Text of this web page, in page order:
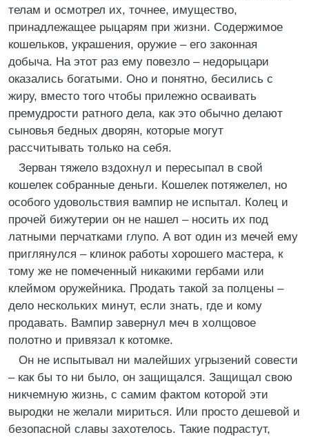
телам и осмотрел их, точнее, имущество,
принадлежащее рыцарям при жизни. Содержимое
кошельков, украшения, оружие – его законная
добыча. На этот раз ему повезло – недорыцари
оказались богатыми. Оно и понятно, бесились с
жиру, вместо того чтобы прилежно осваивать
премудрости ратного дела, как это обычно делают
сыновья бедных дворян, которые могут
рассчитывать только на себя.
Зерван тяжело вздохнул и пересыпал в свой
кошелек собранные деньги. Кошелек потяжелел, но
особого удовольствия вампир не испытал. Колец и
прочей бижутерии он не нашел – носить их под
латными перчатками глупо. А вот один из мечей ему
приглянулся – клинок работы хорошего мастера, к
тому же не помеченный никакими гербами или
клеймом оружейника. Продать такой за полцены –
дело нескольких минут, если знать, где и кому
продавать. Вампир завернул меч в холщовое
полотно и привязал к котомке.
Он не испытывал ни малейших угрызений совести
– как бы то ни было, он защищался. Защищал свою
никчемную жизнь, с самим фактом которой эти
выродки не желали мириться. Или просто дешевой и
безопасной славы захотелось. Такие подрастут,